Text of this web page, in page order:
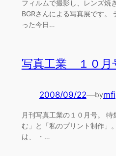
フィルムで撮影し、レンズ焼
BGRさんによる写真展です。
った今日…
写真工業 １０月
2008/09/22—bymfi
月刊写真工業の１０月号。
む」と「私のプリント制作」
は、 ・…